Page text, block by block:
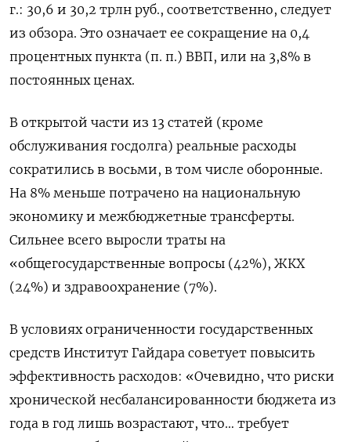
г.: 30,6 и 30,2 трлн руб., соответственно, следует
из обзора. Это означает ее сокращение на 0,4
процентных пункта (п. п.) ВВП, или на 3,8% в
постоянных ценах.
В открытой части из 13 статей (кроме
обслуживания госдолга) реальные расходы
сократились в восьми, в том числе оборонные.
На 8% меньше потрачено на национальную
экономику и межбюджетные трансферты.
Сильнее всего выросли траты на
«общегосударственные вопросы (42%), ЖКХ
(24%) и здравоохранение (7%).
В условиях ограниченности государственных
средств Институт Гайдара советует повысить
эффективность расходов: «Очевидно, что риски
хронической несбалансированности бюджета из
года в год лишь возрастают, что… требует